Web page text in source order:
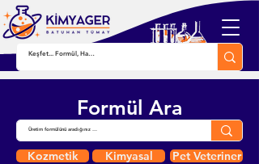
Formül Ara
Kozmetik Kimyasal
Pet Veteriner